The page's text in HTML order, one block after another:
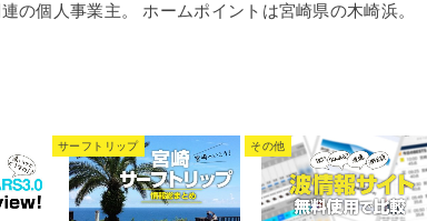
の個人事業主。 ホームポイントは宮崎県の木崎浜。
サーフトリップ その他